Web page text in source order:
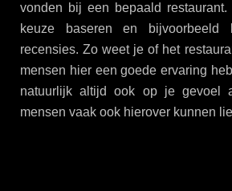
vonden bij een bepaald
keuze baseren en bijvoorbeeld
recensies. Zo weet je of het
mensen hier een goede ervaring
natuurlijk altijd ook op je gevoel
mensen vaak ook hierover kunnen